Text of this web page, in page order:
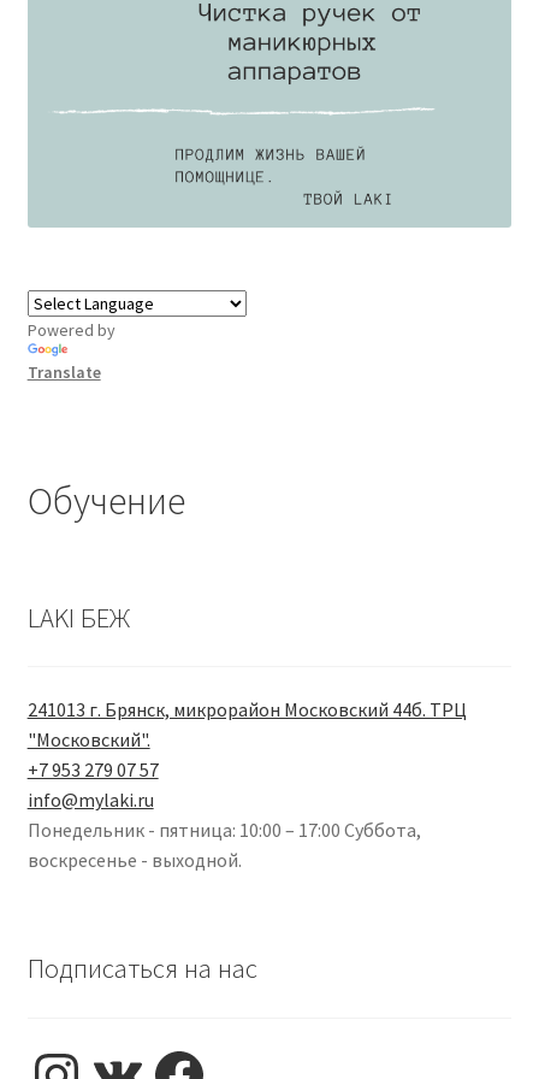
Powered by
Translate
Обучение
LAKI БЕЖ
241013 г. Брянск, микрорайон Московский 44б. ТРЦ
"Московский".
+7 953 279 07 57
info@mylaki.ru
Понедельник - пятница: 10:00 – 17:00 Суббота,
воскресенье - выходной.
Подписаться на нас
Instagram Facebook